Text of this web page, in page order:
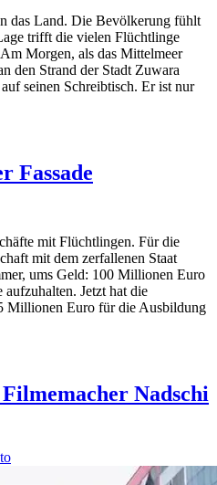
das Land. Die Bevölkerung fühlt
trifft die vielen Flüchtlinge
Morgen, als das Mittelmeer
den Strand der Stadt Zuwara
seinen Schreibtisch. Er ist nur
Fassade
mit Flüchtlingen. Für die
mit dem zerfallenen Staat
ums Geld: 100 Millionen Euro
Jetzt hat die
Millionen Euro für die Ausbildung
Nadschi